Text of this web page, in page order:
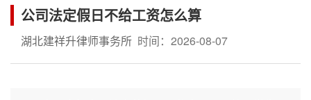
公司法定假日不给工资怎么算
湖北建祥升律师事务所 时间：2026-08-07